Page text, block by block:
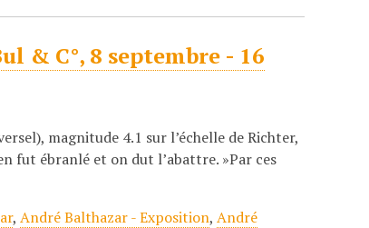
& C°, 8 septembre - 16
magnitude 4.1 sur l’échelle de Richter,
fut ébranlé et on dut l’abattre. »Par ces
,André Balthazar - Exposition,André